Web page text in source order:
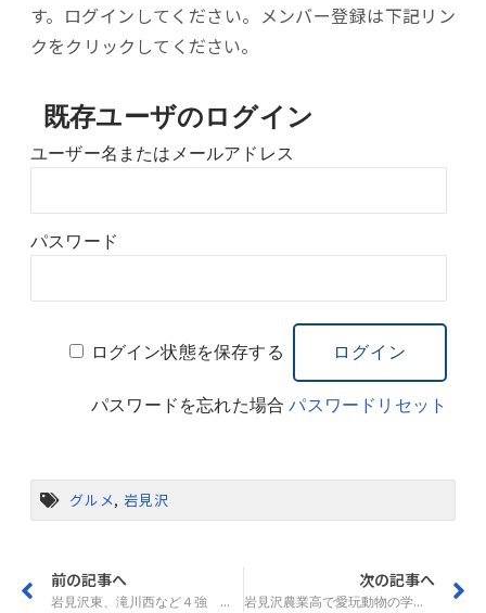
す。ログインしてください。メンバー登録は下記リン
クをクリックしてください。
既存ユーザのログイン
ユーザー名またはメールアドレス
パスワード
ログイン状態を保存する
パスワードを忘れた場合パスワードリセット
グルメ,岩見沢
前の記事へ
岩見沢東、滝川西など４強 春の高校野球空知支部
次の記事へ
岩見沢農業高で愛玩動物の学習を導入